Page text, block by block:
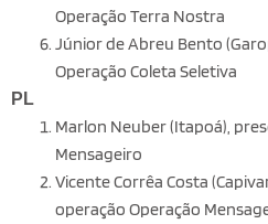
Operação Terra Nostra
Júnior de Abreu Bento
Operação Coleta Seletiva
PL
Marlon Neuber (Itapoá),
Mensageiro
Vicente Corrêa Costa
operação Operação